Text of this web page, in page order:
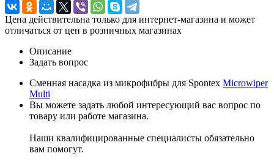
Цена действительна только для интернет-магазина и может
отличаться от цен в розничных магазинах
Описание
Задать вопрос
Сменная насадка из микрофибры для Spontex Microwiper
Multi
Вы можете задать любой интересующий вас вопрос по
товару или работе магазина.
Наши квалифицированные специалисты обязательно
вам помогут.